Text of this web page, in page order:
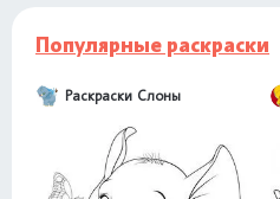
Популярные раскраски
Раскраски Слоны